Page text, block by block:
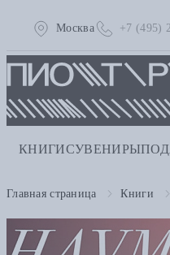
Москва +7 (495)
КНИГИСУВЕНИРЫ
Главная страница Книги